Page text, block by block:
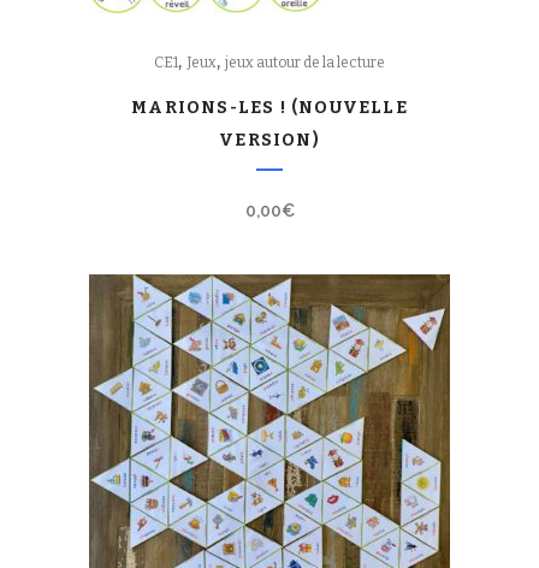
CE1, Jeux, jeux autour de la lecture
MARIONS-LES ! (NOUVELLE
VERSION)
0,00€